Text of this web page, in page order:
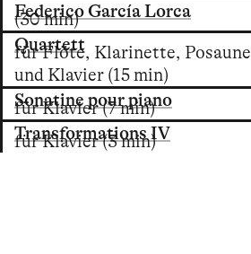
Federico García Lorca
(30 min)
Quartett
für Flöte, Klarinette, Posaune
und Klavier (15 min)
Sonatine pour piano
für Klavier (7 min)
Transformations IV
für Klavier (3 min)